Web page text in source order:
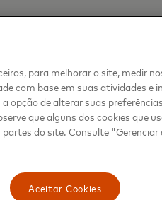
vários anos. A
social”, disse
de hoje reforça nossa
trabalhando
traseira de seus cartões
digitais em
dos muitos que a
para melhorar o site, medir
com base em suas atividades e
opção de alterar suas
que alguns dos cookies que
do site. Consulte "Gerenciar
Aceitar Cookies